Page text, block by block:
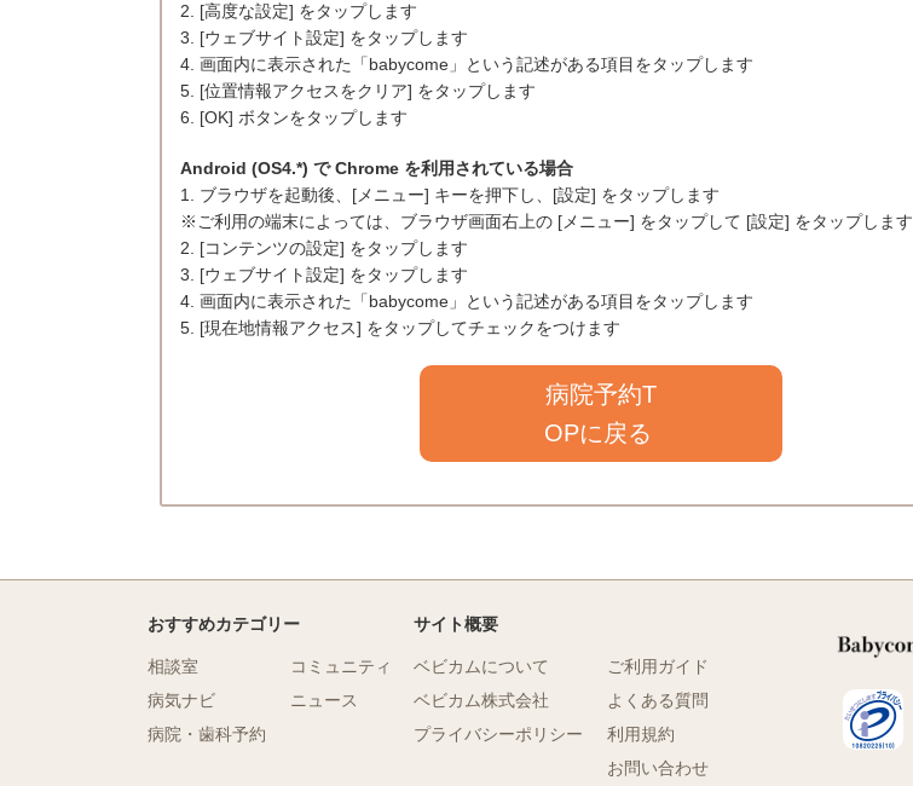
2. [高度な設定] をタップします
3. [ウェブサイト設定] をタップします
4. 画面内に表示された「babycome」という記述がある項目をタップします
5. [位置情報アクセスをクリア] をタップします
6. [OK] ボタンをタップします
Android (OS4.*) で Chrome を利用されている場合
1. ブラウザを起動後、[メニュー] キーを押下し、[設定] をタップします
※ご利用の端末によっては、ブラウザ画面右上の [メニュー] をタップして [設定] をタップします
2. [コンテンツの設定] をタップします
3. [ウェブサイト設定] をタップします
4. 画面内に表示された「babycome」という記述がある項目をタップします
5. [現在地情報アクセス] をタップしてチェックをつけます
病院予約T
OPに戻る
おすすめカテゴリー
相談室
病気ナビ
病院・歯科予約
コミュニティ
ニュース
サイト概要
ベビカムについて
ベビカム株式会社
プライバシーポリシー
ご利用ガイド
よくある質問
利用規約
お問い合わせ